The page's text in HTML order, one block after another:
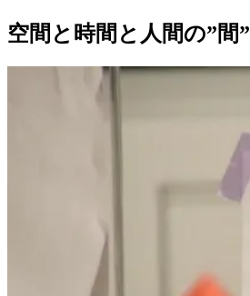
空間と時間と人間の”間”